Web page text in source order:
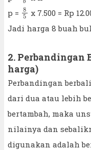
p = 8
5 x 7.500 = Rp
Jadi harga 8 buah
2. Perbandingan
harga)
Perbandingan
dari dua atau lebih
bertambah, maka
nilainya dan
digunakan adalah